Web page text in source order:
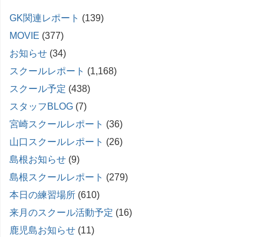
GK関連レポート (139)
MOVIE (377)
お知らせ (34)
スクールレポート (1,168)
スクール予定 (438)
スタッフBLOG (7)
宮崎スクールレポート (36)
山口スクールレポート (26)
島根お知らせ (9)
島根スクールレポート (279)
本日の練習場所 (610)
来月のスクール活動予定 (16)
鹿児島お知らせ (11)